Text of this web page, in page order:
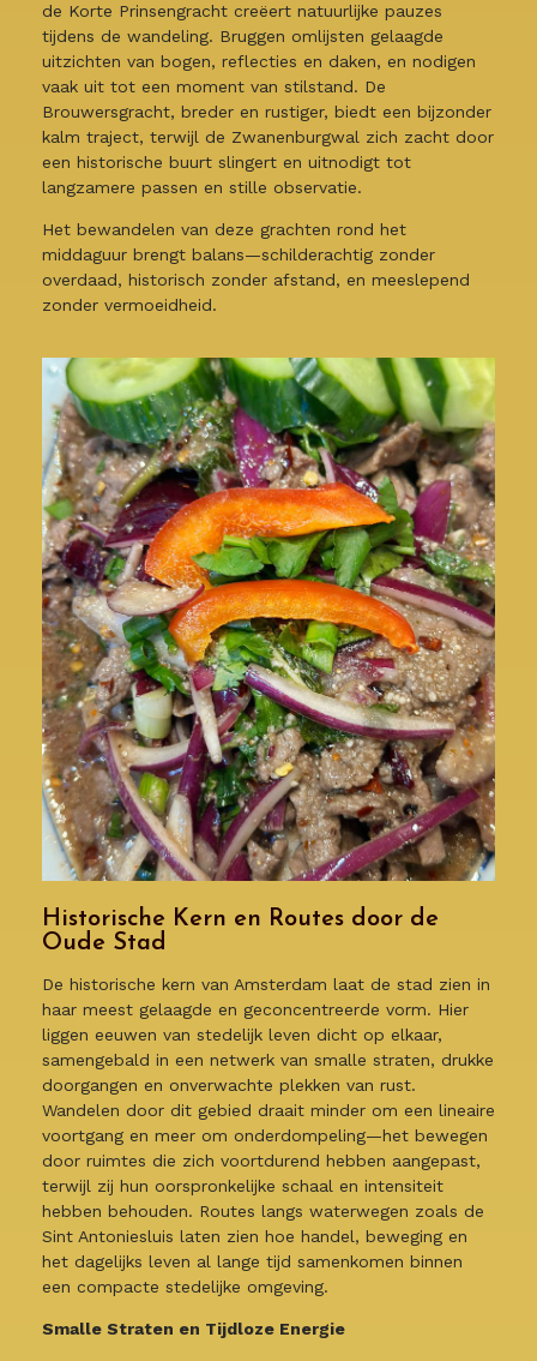
de Korte Prinsengracht creëert natuurlijke pauzes
tijdens de wandeling. Bruggen omlijsten gelaagde
uitzichten van bogen, reflecties en daken, en nodigen
vaak uit tot een moment van stilstand. De
Brouwersgracht, breder en rustiger, biedt een bijzonder
kalm traject, terwijl de Zwanenburgwal zich zacht door
een historische buurt slingert en uitnodigt tot
langzamere passen en stille observatie.
Het bewandelen van deze grachten rond het
middaguur brengt balans—schilderachtig zonder
overdaad, historisch zonder afstand, en meeslepend
zonder vermoeidheid.
Historische Kern en Routes door de
Oude Stad
De historische kern van Amsterdam laat de stad zien in
haar meest gelaagde en geconcentreerde vorm. Hier
liggen eeuwen van stedelijk leven dicht op elkaar,
samengebald in een netwerk van smalle straten, drukke
doorgangen en onverwachte plekken van rust.
Wandelen door dit gebied draait minder om een lineaire
voortgang en meer om onderdompeling—het bewegen
door ruimtes die zich voortdurend hebben aangepast,
terwijl zij hun oorspronkelijke schaal en intensiteit
hebben behouden. Routes langs waterwegen zoals de
Sint Antoniesluis laten zien hoe handel, beweging en
het dagelijks leven al lange tijd samenkomen binnen
een compacte stedelijke omgeving.
Smalle Straten en Tijdloze Energie